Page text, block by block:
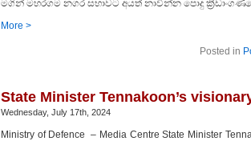
මගින් මහරගම නගර සභාවට අයත් නාවින්න පොදු
More >
Posted in
State Minister Tennakoon’s
Wednesday, July 17th, 2024
Ministry of Defence – Media Centre State Minister